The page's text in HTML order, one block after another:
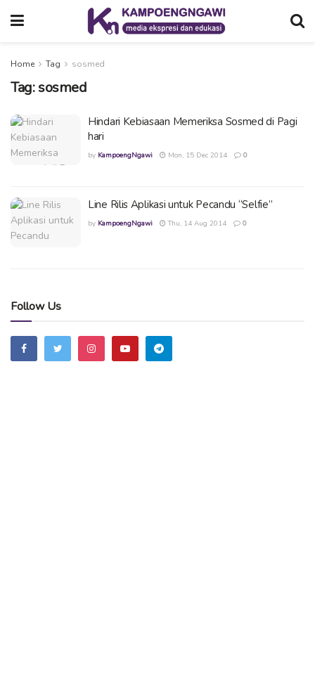
Home Tag sosmed
Tag:sosmed
Hindari Kebiasaan Memeriksa Sosmed di Pagi
hari
by KampoengNgawi Mon, 15 Dec 2014 0
Line Rilis Aplikasi untuk Pecandu “Selfie”
by KampoengNgawi Thu, 14 Aug 2014 0
Follow Us